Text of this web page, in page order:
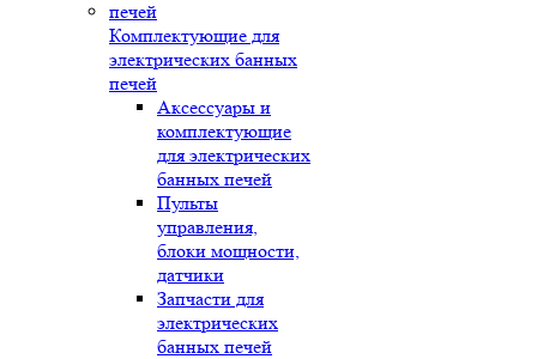
Комплектующие для
электрических банных
печей
Аксессуары и
комплектующие
для электрических
банных печей
Пульты
управления,
блоки мощности,
датчики
Запчасти для
электрических
банных печей